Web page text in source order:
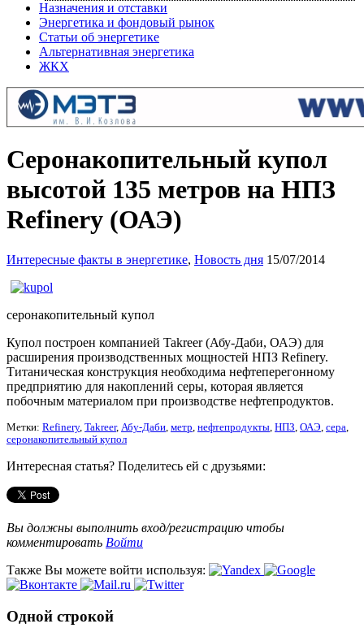
Назначения и отставки
Энергетика и фондовый рынок
Статьи об энергетике
Альтернативная энергетика
ЖКХ
Серонакопительный купол
высотой 135 метров на НПЗ
Refinery (ОАЭ)
Интересные факты в энергетике, Новость дня 15/07/2014
серонакопительный купол
Купол построен компанией Takreer (Абу-Даби, ОАЭ) для
расширения производственных мощностей НПЗ Refinery.
Титаническая конструкция необходима нефтеперегонному
предприятию для накоплений серы, которая является
побочным материалом при производстве нефтепродуктов.
Метки: Refinery, Takreer, Абу-Даби, метр, нефтепродукты, НПЗ, ОАЭ, сера,
серонакопительный купол
Интересная статья? Поделитесь ей с друзьями:
Вы должны выполнить вход/регистрацию чтобы
комментировать Войти
Также Вы можете войти используя:
Одной строкой